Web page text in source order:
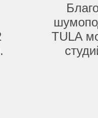
TULA